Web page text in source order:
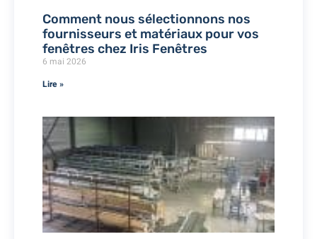
Comment nous sélectionnons nos
fournisseurs et matériaux pour vos
fenêtres chez Iris Fenêtres
6 mai 2026
Lire »